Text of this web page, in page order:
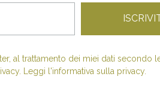
al trattamento dei miei dati secondo
Leggi l'informativa sulla privacy.